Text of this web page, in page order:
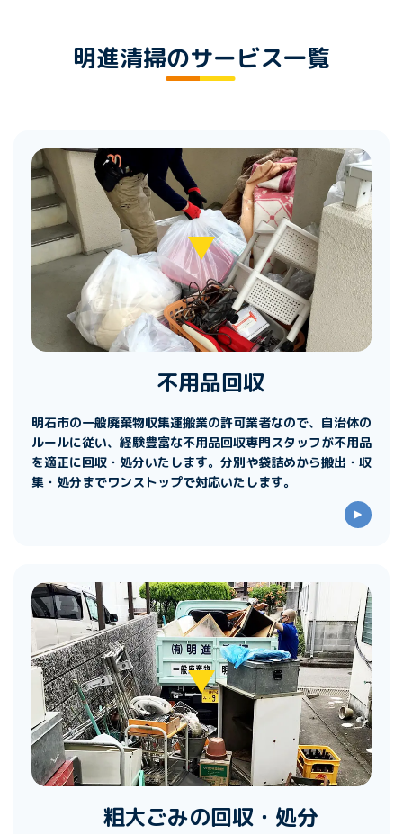
明進清掃のサービス一覧
不用品回収
明石市の一般廃棄物収集運搬業の許可業者なので、自治体の
ルールに従い、経験豊富な不用品回収専門スタッフが不用品
を適正に回収・処分いたします。分別や袋詰めから搬出・収
集・処分までワンストップで対応いたします。
粗大ごみの回収・処分